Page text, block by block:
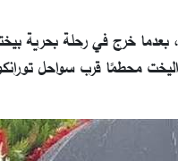
يوم 4 أغسطس الماضي، بعدما خرج
محطمًا قرب سواحل